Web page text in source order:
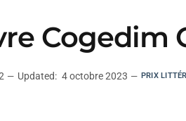
Cogedim
Updated: 4 octobre 2023 PRIX